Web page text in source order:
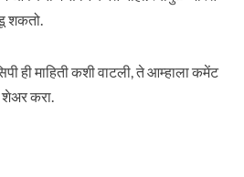
शकतो.
ही माहिती कशी वाटली, ते आम्हाला कमेंट
शेअर करा.